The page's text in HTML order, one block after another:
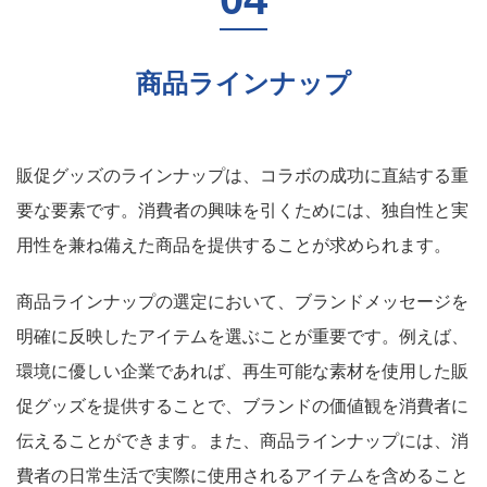
商品ラインナップ
販促グッズのラインナップは、コラボの成功に直結する重
要な要素です。消費者の興味を引くためには、独自性と実
用性を兼ね備えた商品を提供することが求められます。
商品ラインナップの選定において、ブランドメッセージを
明確に反映したアイテムを選ぶことが重要です。例えば、
環境に優しい企業であれば、再生可能な素材を使用した販
促グッズを提供することで、ブランドの価値観を消費者に
伝えることができます。また、商品ラインナップには、消
費者の日常生活で実際に使用されるアイテムを含めること